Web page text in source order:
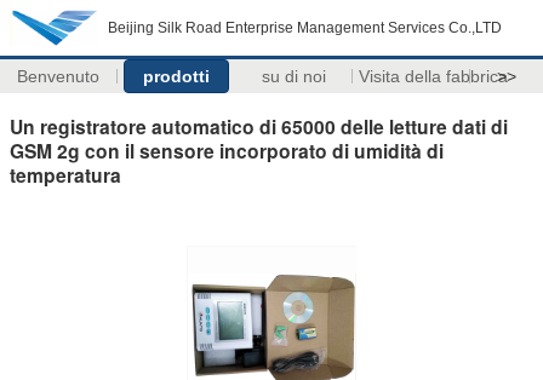
Beijing Silk Road Enterprise Management Services Co.,LTD
Benvenuto prodotti su di noi Visita della fabbrica>>
Un registratore automatico di 65000 delle letture dati di
GSM 2g con il sensore incorporato di umidità di
temperatura